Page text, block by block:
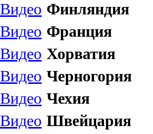
Видео Финляндия
Видео Франция
Видео Хорватия
Видео Черногория
Видео Чехия
Видео Швейцария